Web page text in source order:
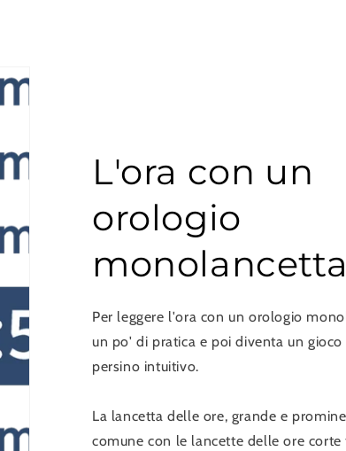
L'ora con un
orologio
monolancetta
Per leggere l'ora con un orologio
un po' di pratica e poi diventa un gioco
persino intuitivo.
La lancetta delle ore, grande e
comune con le lancette delle ore corte